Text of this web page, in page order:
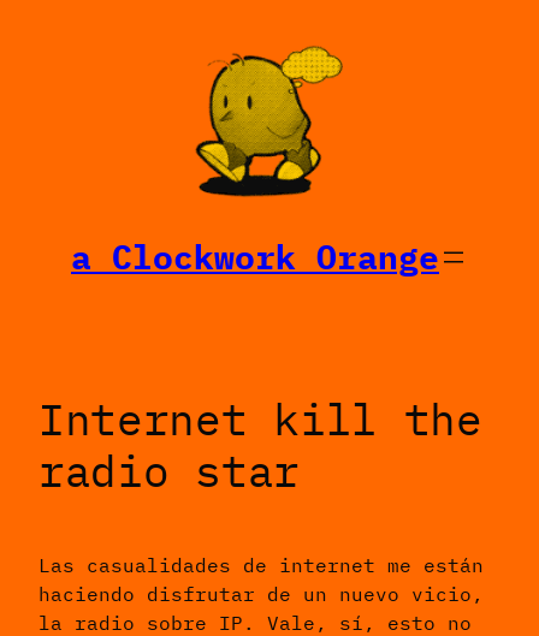
a Clockwork Orange
Internet kill the
radio star
Las casualidades de internet me están
haciendo disfrutar de un nuevo vicio,
la radio sobre IP. Vale, sí, esto no